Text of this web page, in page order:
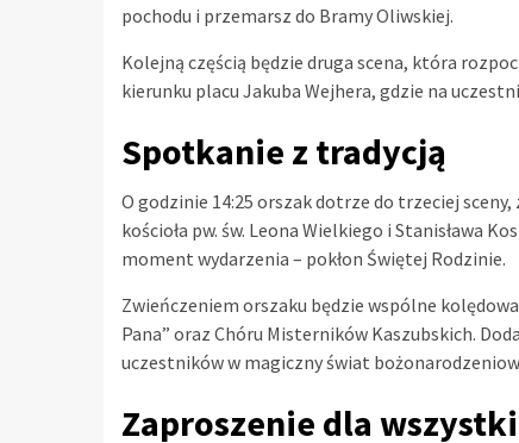
pochodu i przemarsz do Bramy Oliwskiej.
Kolejną częścią będzie druga scena, która
kierunku placu Jakuba Wejhera, gdzie na
Spotkanie z tradycją
O godzinie 14:25 orszak dotrze do trzeciej
kościoła pw. św. Leona Wielkiego i Stanisława
moment wydarzenia – pokłon Świętej Rodzinie.
Zwieńczeniem orszaku będzie wspólne
Pana” oraz Chóru Misterników Kaszubskich.
uczestników w magiczny świat
Zaproszenie dla